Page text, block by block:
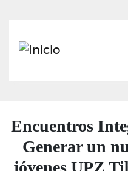
Encuentros
Generar un
jóvenes UPZ